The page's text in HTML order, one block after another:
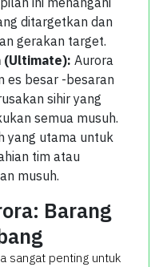
ditargetkan dan
gerakan target.
(Ultimate): Aurora
es besar -besaran
sihir yang
semua musuh.
yang utama untuk
tim atau
musuh.
Barang
sangat penting untuk